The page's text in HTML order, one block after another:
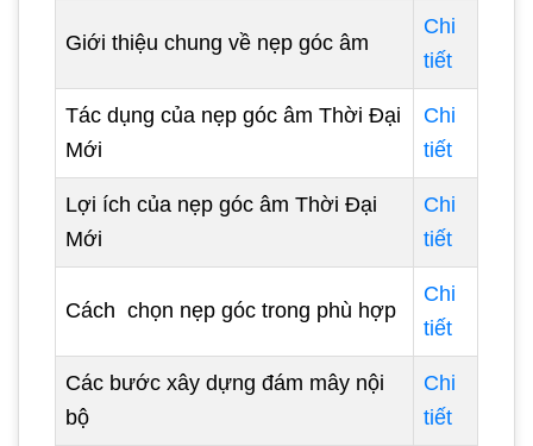
Giới thiệu chung về nẹp góc âm
Chi
tiết
Tác dụng của nẹp góc âm Thời Đại
Mới
Chi
tiết
Lợi ích của nẹp góc âm Thời Đại
Mới
Chi
tiết
Cách chọn nẹp góc trong phù hợp
Chi
tiết
Các bước xây dựng đám mây nội
bộ
Chi
tiết